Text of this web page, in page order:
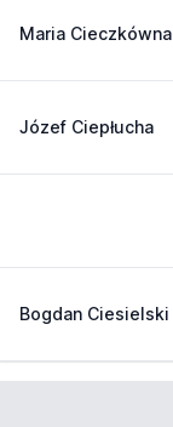
Maria Cieczkówna
Józef Ciepłucha
Bogdan Ciesielski